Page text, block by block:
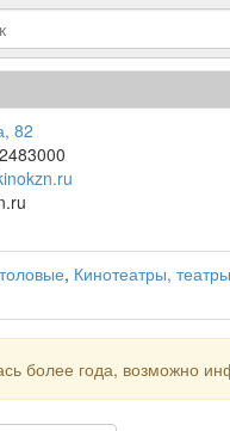
82
, Кинотеатры, театры
более года, возможно